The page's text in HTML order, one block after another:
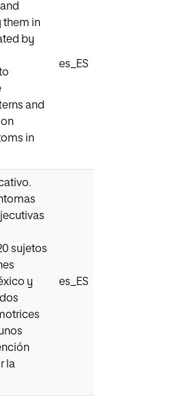
them in
by
and
in
es_ES
sujetos
y
la
es_ES